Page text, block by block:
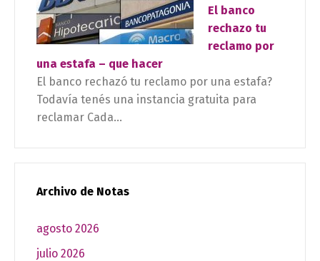
El banco
rechazo tu
reclamo por
una estafa – que hacer
El banco rechazó tu reclamo por una estafa?
Todavía tenés una instancia gratuita para
reclamar Cada...
Archivo de Notas
agosto 2026
julio 2026